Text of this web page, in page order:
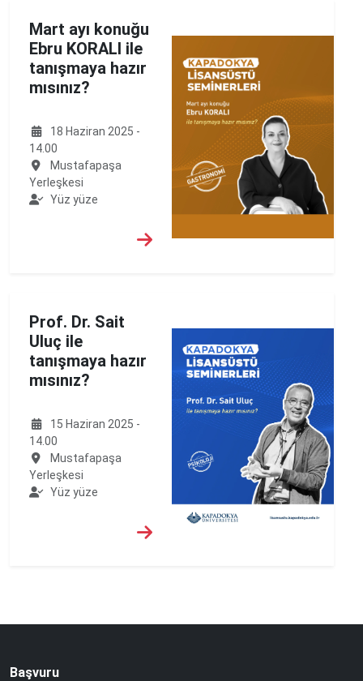
Mart ayı konuğu
Ebru KORALI ile
tanışmaya hazır
mısınız?
18 Haziran 2025 -
14.00
Mustafapaşa
Yerleşkesi
Yüz yüze
Prof. Dr. Sait
Uluç ile
tanışmaya hazır
mısınız?
15 Haziran 2025 -
14.00
Mustafapaşa
Yerleşkesi
Yüz yüze
Başvuru